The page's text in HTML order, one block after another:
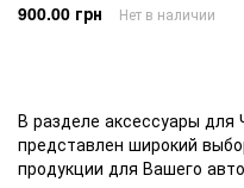
900.00 грн Нет в наличии
В разделе аксессуары
представлен широкий
продукции для Вашего